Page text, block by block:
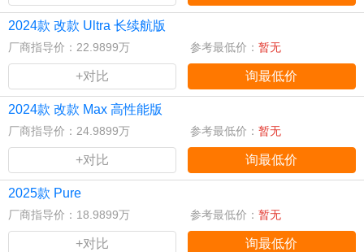
2024款 改款 Ultra 长续航版
厂商指导价：22.9899万 参考最低价： 暂无
+对比 询最低价
2024款 改款 Max 高性能版
厂商指导价：24.9899万 参考最低价： 暂无
+对比 询最低价
2025款 Pure
厂商指导价：18.9899万 参考最低价： 暂无
+对比 询最低价